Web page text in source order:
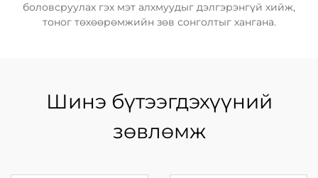
боловсруулах гэх мэт алхмуудыг дэлгэрэнгүй хийж,
тоног төхөөрөмжийн зөв сонголтыг хангана.
Шинэ бүтээгдэхүүний
зөвлөмж